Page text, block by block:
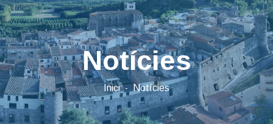
Notícies
Inici Notícies